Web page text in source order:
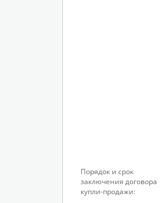
Порядок и срок
заключения договора
купли-продажи: